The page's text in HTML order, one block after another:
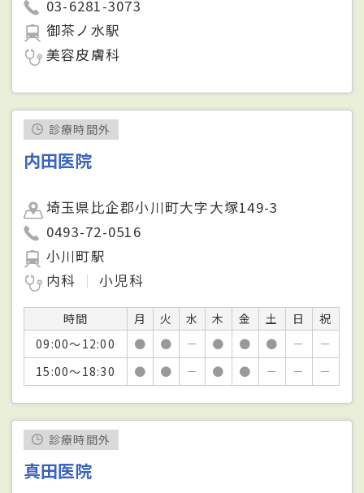
03-6281-3073
御茶ノ水駅
美容皮膚科
診療時間外
内田医院
埼玉県比企郡小川町大字大塚149-3
0493-72-0516
小川町駅
内科
小児科
時間 月 火 水 木 金 土 日
祝
09:00～12:00
● ● － ● ● ● －
－
15:00～18:30
● ● － ● ● － － －
診療時間外
真田医院